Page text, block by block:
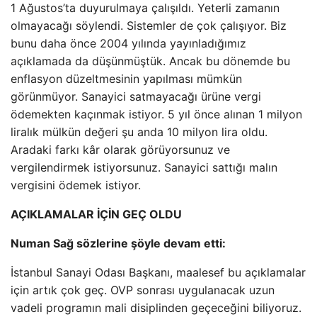
1 Ağustos’ta duyurulmaya çalışıldı. Yeterli zamanın
olmayacağı söylendi. Sistemler de çok çalışıyor. Biz
bunu daha önce 2004 yılında yayınladığımız
açıklamada da düşünmüştük. Ancak bu dönemde bu
enflasyon düzeltmesinin yapılması mümkün
görünmüyor. Sanayici satmayacağı ürüne vergi
ödemekten kaçınmak istiyor. 5 yıl önce alınan 1 milyon
liralık mülkün değeri şu anda 10 milyon lira oldu.
Aradaki farkı kâr olarak görüyorsunuz ve
vergilendirmek istiyorsunuz. Sanayici sattığı malın
vergisini ödemek istiyor.
AÇIKLAMALAR İÇİN GEÇ OLDU
Numan Sağ sözlerine şöyle devam etti:
İstanbul Sanayi Odası Başkanı, maalesef bu açıklamalar
için artık çok geç. OVP sonrası uygulanacak uzun
vadeli programın mali disiplinden geçeceğini biliyoruz.